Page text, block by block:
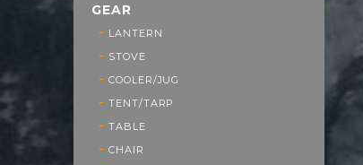
GEAR
LANTERN
STOVE
COOLER/JUG
TENT/TARP
TABLE
CHAIR